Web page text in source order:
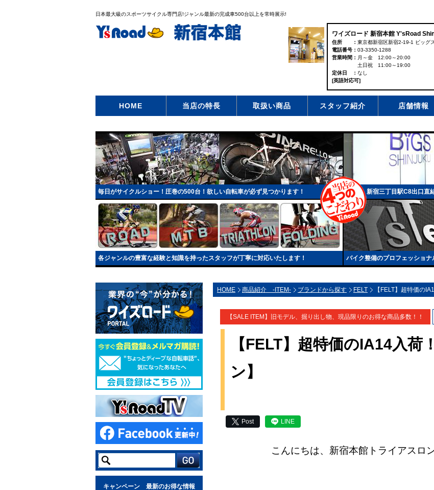
日本最大級のスポーツサイクル専門店!ジャンル最新の完成車500台以上を常時展示!
ワイズロード 新宿本館 Y'sRoad
住所
東京都新宿区新宿2-19-1 ビッグ
電話番号
03-3350-1288
営業時間
月～金 12:00～20:00
土日祝 11:00～19:00
定休日
なし
[英語対応可]
HOME 当店の特長 取扱い商品 スタッフ紹介 店舗情報
毎日がサイクルショー！圧巻の500台！欲しい自転車が必ず見つかります！ 新宿三丁目駅C8出口直
各ジャンルの豊富な経験と知識を持ったスタッフが丁寧に対応いたします！ バイク整備のプロフェッショナ
キャンペーン 最新のお得な情報
HOME 商品紹介 -ITEM- ブランドから探す FELT 【FELT】超特価の
【SALE ITEM】旧モデル、掘り出し物、現品限りのお得な商品多数！！
【FELT】超特価のIA14入荷
ン】
Post LINE
こんにちは、新宿本館トライアスロ